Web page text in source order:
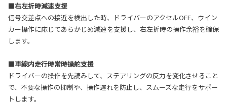
■右左折時減速支援
信号交差点への接近を検出した時、ドライバーのアクセルOFF、ウイン
カー操作に応じてあらかじめ減速を支援し、右左折時の操作余裕を確保
します。
■車線内走行時常時操舵支援
ドライバーの操作を先読みして、ステアリングの反力を変化させること
で、不要な操作の抑制や、操作遅れを防止し、スムーズな走行をサポー
トします。